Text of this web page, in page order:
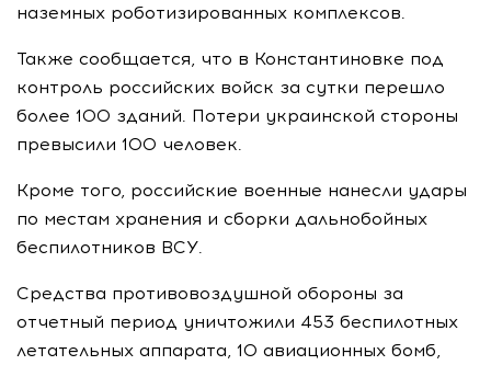
наземных роботизированных комплексов.
Также сообщается, что в Константиновке под
контроль российских войск за сутки перешло
более 100 зданий. Потери украинской стороны
превысили 100 человек.
Кроме того, российские военные нанесли удары
по местам хранения и сборки дальнобойных
беспилотников ВСУ.
Средства противовоздушной обороны за
отчетный период уничтожили 453 беспилотных
летательных аппарата, 10 авиационных бомб,